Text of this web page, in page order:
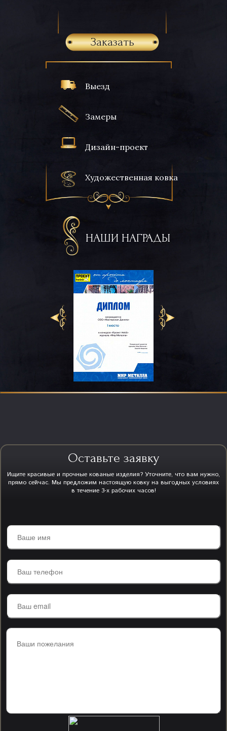
Выезд
Замеры
Дизайн-проект
Художественная ковка
НАШИ НАГРАДЫ
Заказать
Оставьте заявку
Ищите красивые и прочные кованые изделия? Уточните, что вам нужно,
прямо сейчас. Мы предложим настоящую ковку на выгодных условиях
в течение 3-х рабочих часов!